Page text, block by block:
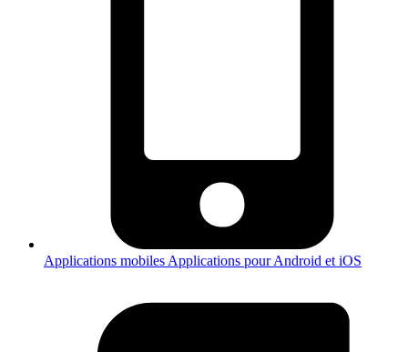
Applications mobiles Applications pour Android et iOS